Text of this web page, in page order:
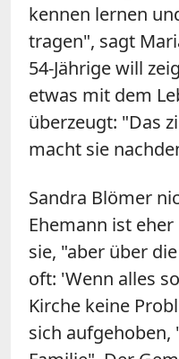
kennen lernen
tragen", sagt
54-Jährige will
etwas mit dem
überzeugt: "Das
macht sie
Sandra Blömer
Ehemann ist
sie, "aber über
oft: 'Wenn alles
Kirche keine
sich